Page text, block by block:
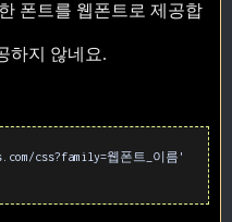
폰트를 웹폰트로 제공합
하지 않네요.
css?family=웹폰트_이름'